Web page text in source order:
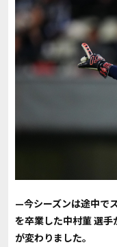
—今シーズンは途中で
を卒業した中村菫 選
が変わりました。